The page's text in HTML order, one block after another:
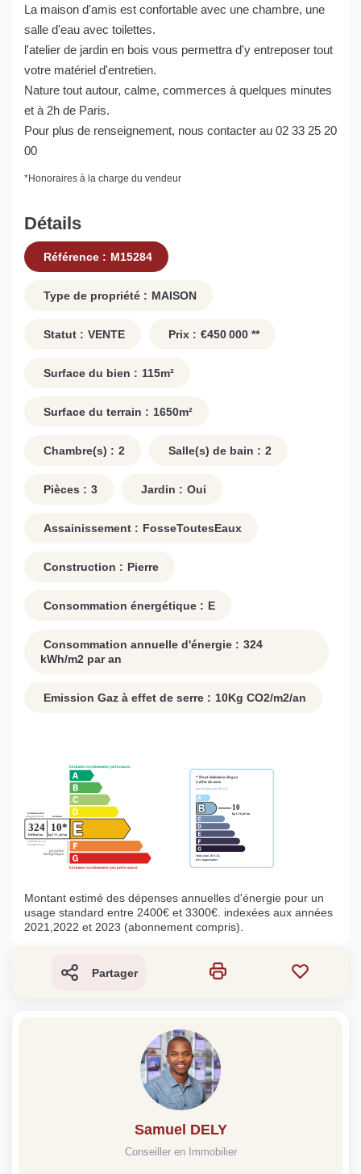
La maison d'amis est confortable avec une chambre, une
salle d'eau avec toilettes.
l'atelier de jardin en bois vous permettra d'y entreposer tout
votre matériel d'entretien.
Nature tout autour, calme, commerces à quelques minutes
et à 2h de Paris.
Pour plus de renseignement, nous contacter au 02 33 25 20
00
*Honoraires à la charge du vendeur
Détails
Référence : M15284
Type de propriété : MAISON
Statut : VENTE Prix : €450 000 **
Surface du bien : 115m²
Surface du terrain : 1650m²
Chambre(s) : 2 Salle(s) de bain : 2
Pièces : 3 Jardin : Oui
Assainissement : FosseToutesEaux
Construction : Pierre
Consommation énergétique : E
Consommation annuelle d'énergie : 324
kWh/m2 par an
Emission Gaz à effet de serre : 10Kg CO2/m2/an
Montant estimé des dépenses annuelles d'énergie pour un
usage standard entre 2400€ et 3300€. indexées aux années
2021,2022 et 2023 (abonnement compris).
Partager
Samuel DELY
Conseiller en Immobilier